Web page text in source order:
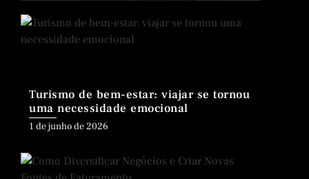
Turismo de bem-estar: viajar se tornou
uma necessidade emocional
Posted
1 de junho de 2026